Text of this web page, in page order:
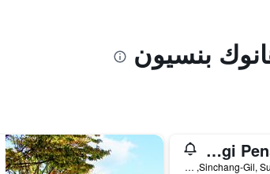
بنسيون
Suncheon Solhyanggi Pension-Pet friendly
20, Sinchang-Gil, Suncheon-si, Jeollanam-do, سون تشون, كوريا الجنوبية